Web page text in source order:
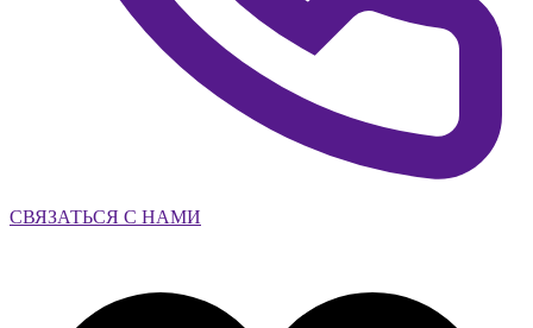
СВЯЗАТЬСЯ С НАМИ